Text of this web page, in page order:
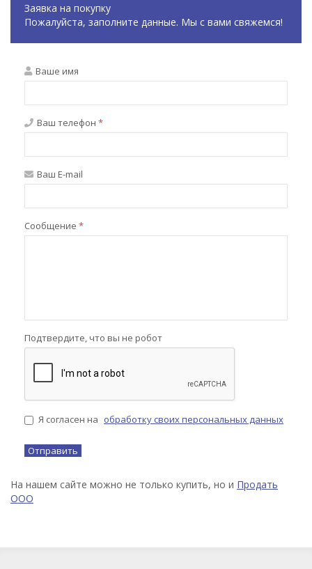
Заявка на покупку
Пожалуйста, заполните данные. Мы с вами свяжемся!
Ваше имя
Ваш телефон *
Ваш E-mail
Сообщение *
Подтвердите, что вы не робот
Я согласен на обработку своих персональных данных
На нашем сайте можно не только купить, но и Продать
ООО